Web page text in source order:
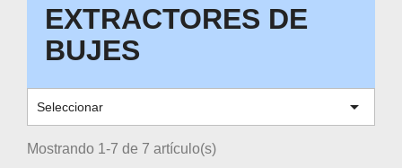
EXTRACTORES DE
BUJES
Seleccionar 
Mostrando 1-7 de 7 artículo(s)